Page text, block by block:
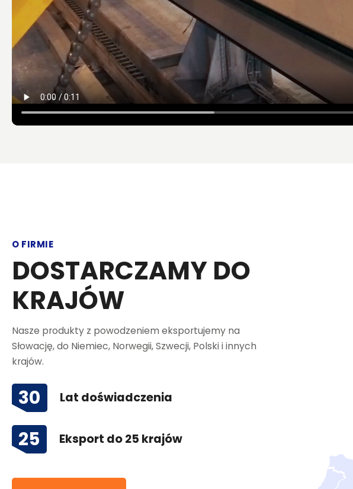
O FIRMIE
DOSTARCZAMY DO
KRAJÓW
Nasze produkty z powodzeniem eksportujemy na
Słowację, do Niemiec, Norwegii, Szwecji, Polski i innych
krajów.
30 Lat doświadczenia
25 Eksport do 25 krajów